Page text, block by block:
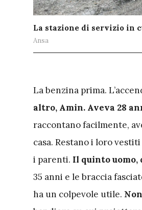
La stazione di servizio in
Ansa
La benzina prima.
altro, Amin. Aveva 28
raccontano facilmente,
casa. Restano i loro
i parenti. Il quinto uomo,
35 anni e le braccia
ha un colpevole utile.